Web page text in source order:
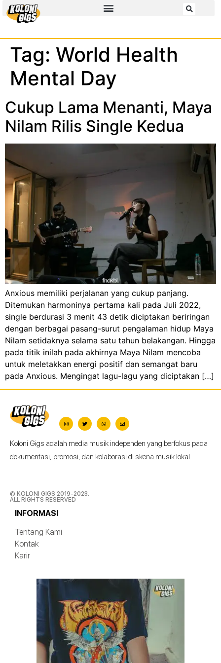
Tag: World Health
Mental Day
Cukup Lama Menanti, Maya
Nilam Rilis Single Kedua
Anxious memiliki perjalanan yang cukup panjang.
Ditemukan harmoninya pertama kali pada Juli 2022,
single berdurasi 3 menit 43 detik diciptakan beriringan
dengan berbagai pasang-surut pengalaman hidup Maya
Nilam setidaknya selama satu tahun belakangan. Hingga
pada titik inilah pada akhirnya Maya Nilam mencoba
untuk meletakkan energi positif dan semangat baru
pada Anxious. Mengingat lagu-lagu yang diciptakan […]
Koloni Gigs adalah media musik independen yang berfokus pada
dokumentasi, promosi, dan kolaborasi di skena musik lokal.
© KOLONI GIGS 2019-2023.
ALL RIGHTS RESERVED
INFORMASI
Tentang Kami
Kontak
Karir